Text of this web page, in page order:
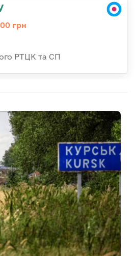
грн
РТЦК та СП